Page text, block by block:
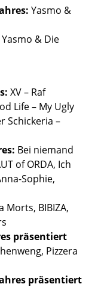
Yasmo &
Yasmo & Die
XV – Raf
Life – My Ugly
Schickeria –
Bei niemand
of ORDA, Ich
Sophie,
Morts, BIBIZA,
präsentiert
Pizzera
präsentiert